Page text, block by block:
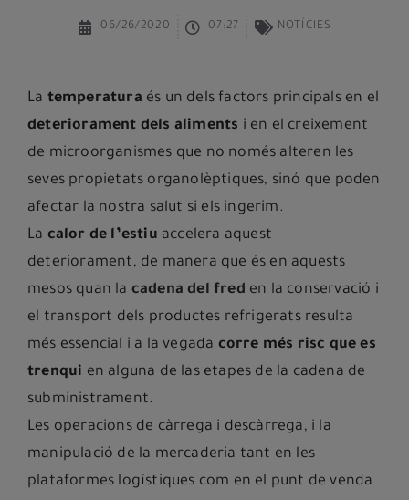
06/26/2020 07:27 NOTÍCIES
La temperatura és un dels factors principals en el
deteriorament dels aliments i en el creixement
de microorganismes que no només alteren les
seves propietats organolèptiques, sinó que poden
afectar la nostra salut si els ingerim.
La calor de l’estiu accelera aquest
deteriorament, de manera que és en aquests
mesos quan la cadena del fred en la conservació i
el transport dels productes refrigerats resulta
més essencial i a la vegada corre més risc que es
trenqui en alguna de las etapes de la cadena de
subministrament.
Les operacions de càrrega i descàrrega, i la
manipulació de la mercaderia tant en les
plataformes logístiques com en el punt de venda